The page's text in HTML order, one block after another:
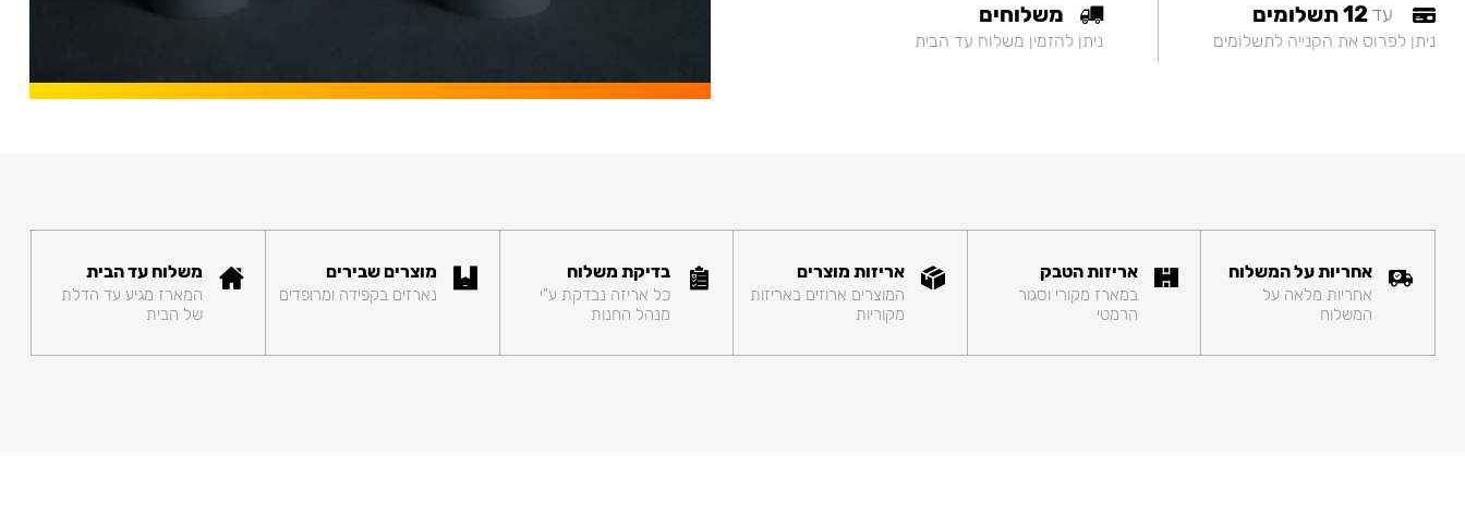
עד12 תשלומים
ניתן לפרוס את הקנייה לתשלומים
משלוחים
ניתן להזמין משלוח עד הבית
אחריות על המשלוח
אחריות מלאה על
המשלוח
אריזות הטבק
במארז מקורי וסגור
הרמטי
אריזות מוצרים
המוצרים ארוזים באריזות
מקוריות
בדיקת משלוח
כל אריזה נבדקת ע"י
מנהל החנות
מוצרים שבירים
נארזים בקפידה ומרופדים
משלוח עד הבית
המארז מגיע עד הדלת
של הבית